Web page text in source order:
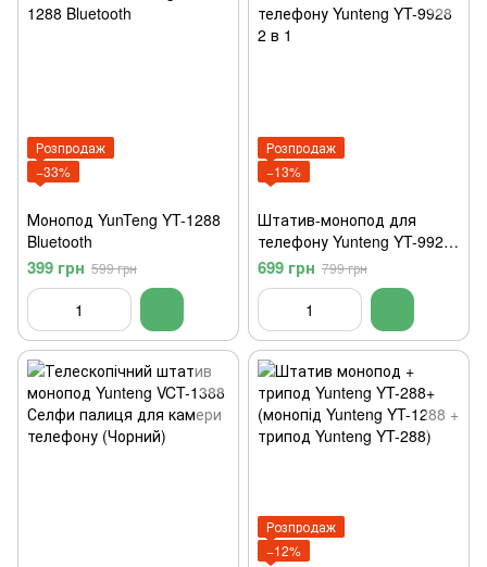
Розпродаж
−33%
Монопод YunTeng YT-1288
Bluetooth
399 грн 599 грн
Розпродаж
−13%
Штатив-монопод для
телефону Yunteng YT-9928
2 в 1
699 грн 799 грн
Розпродаж
−12%